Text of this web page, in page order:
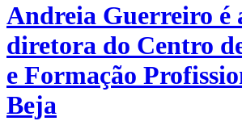
Andreia Guerreiro é
diretora do Centro
e Formação
Beja